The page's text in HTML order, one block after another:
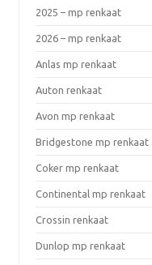
2025 – mp renkaat
2026 – mp renkaat
Anlas mp renkaat
Auton renkaat
Avon mp renkaat
Bridgestone mp renkaat
Coker mp renkaat
Continental mp renkaat
Crossin renkaat
Dunlop mp renkaat